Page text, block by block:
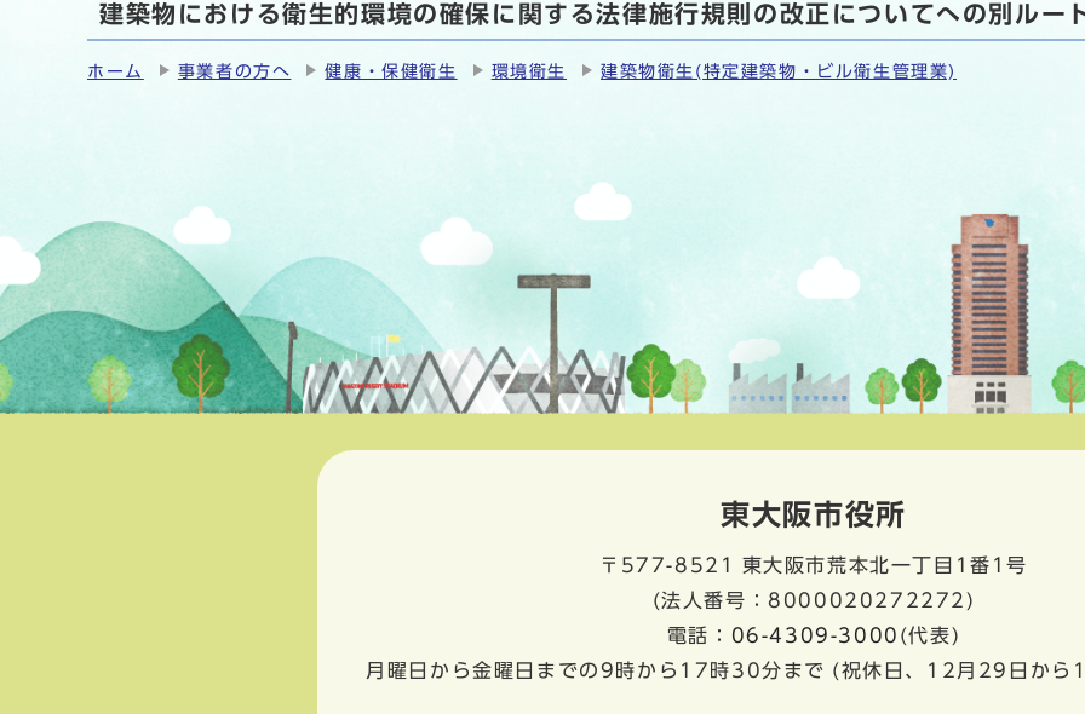
建築物における衛生的環境の確保に関する法律施行規則の改正についてへの別ルー
ホーム 事業者の方へ 健康・保健衛生 環境衛生 建築物衛生(特定建築物・ビル衛生管理業)
東大阪市役所
〒577-8521
東大阪市荒本北一丁目1番1号
(法人番号：8000020272272)
電話： 06-4309-3000 (代表)
月曜日から金曜日までの9時から17時30分まで (祝休日、12月29日から